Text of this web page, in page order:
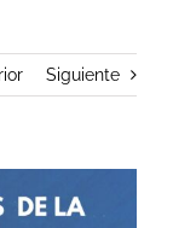
Siguiente